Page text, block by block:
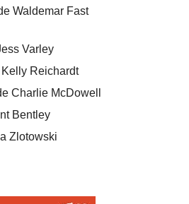
Waldemar Fast
Varley
Reichardt
Charlie McDowell
Bentley
Zlotowski